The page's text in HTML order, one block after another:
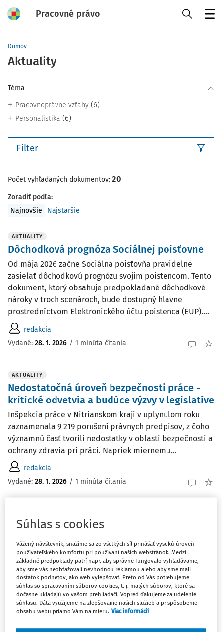
Pracovné právo
Domov
Aktuality
Téma
Pracovnoprávne vzťahy (6)
Personalistika (6)
Filter
Počet vyhľadaných dokumentov: 20
Zoradiť podľa:
Najnovšie
Najstaršie
AKTUALITY
Dôchodková prognóza Sociálnej poisťovne
Od mája 2026 začne Sociálna poisťovňa pravidelne
zasielať dôchodkovú prognózu svojim poistencom. Tento
dokument, ktorý obsahuje predpokladané dôchodkové
nároky v troch scenároch, bude dostupný hlavne
prostredníctvom Elektronického účtu poistenca (EUP)....
redakcia
Vydané: 28. 1. 2026 / 1 minúta čítania
AKTUALITY
Nedostatočná úroveň bezpečnosti práce -
kritické odvetvia a budúce výzvy v legislatíve
Inšpekcia práce v Nitrianskom kraji v uplynulom roku
zaznamenala 9 219 porušení právnych predpisov, z čoho
významnú časť tvorili nedostatky v oblasti bezpečnosti a
ochrany zdravia pri práci. Napriek miernemu...
redakcia
Vydané: 28. 1. 2026 / 1 minúta čítania
Budúcnosť európskeho trhu práce
V Európskom dome v Bratislave sa 25. januára 2026
uskutočnila expertná diskusia "Budúcnosť európskeho
trhu práce", organizovaná Slovenskou spoločnosťou pre
zahraničnú politiku (SFPA) v spolupráci s ďalšími
partnermi. Hlavným cieľom...
redakcia
Súhlas s cookies
Vážený návštevník, snažíme sa zo všetkých síl prinášať vysokú úroveň
používateľského komfortu pri používaní našich webstránok. Medzi
základné predpoklady patrí napr. aby správne fungovalo vyhľadávanie,
aby sme vás neobťažovali nevhodnou reklamou alebo aby sme mali
dostatok podnetov, ako web vylepšovať. Preto od Vás potrebujeme
súhlas so spracovaním súborov cookies, t. j. malých súborov, ktoré sa
dočasne ukladajú vo vašom prehliadači. Vopred ďakujeme za udelenie
súhlasu. Dáta využijeme na zlepšovanie našich služieb a prispôsobenie
obsahu webu priamo Vám na mieru. Viac informácií